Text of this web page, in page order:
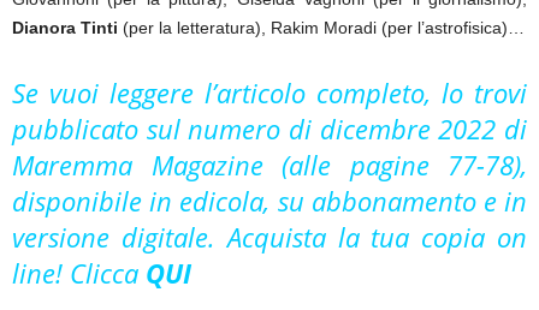
Dianora Tinti (per la letteratura), Rakim Moradi (per l’astrofisica)…
Se vuoi leggere l’articolo completo, lo trovi
pubblicato sul numero di dicembre 2022 di
Maremma Magazine (alle pagine 77-78),
disponibile in edicola, su abbonamento e in
versione digitale. Acquista la tua copia on
line! Clicca QUI